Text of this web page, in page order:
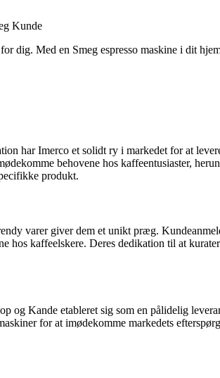
Kunde
Med en Smeg espresso maskine i dit
har Imerco et solidt ry i markedet for at
behovene hos kaffeentusiaster,
produkt.
varer giver dem et unikt præg.
hos kaffeelskere. Deres dedikation til at
og Kande etableret sig som en pålidelig
for at imødekomme markedets